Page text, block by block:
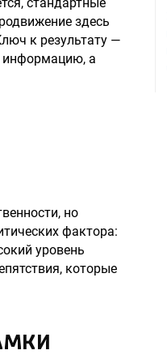
здесь
к результату —
информацию, а
но
фактора:
уровень
которые